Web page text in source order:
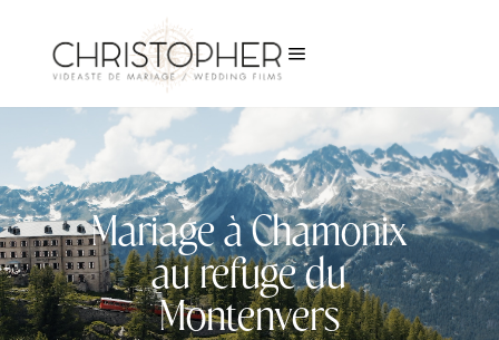
a
Mariage à Chamonix
au refuge du
Montenvers